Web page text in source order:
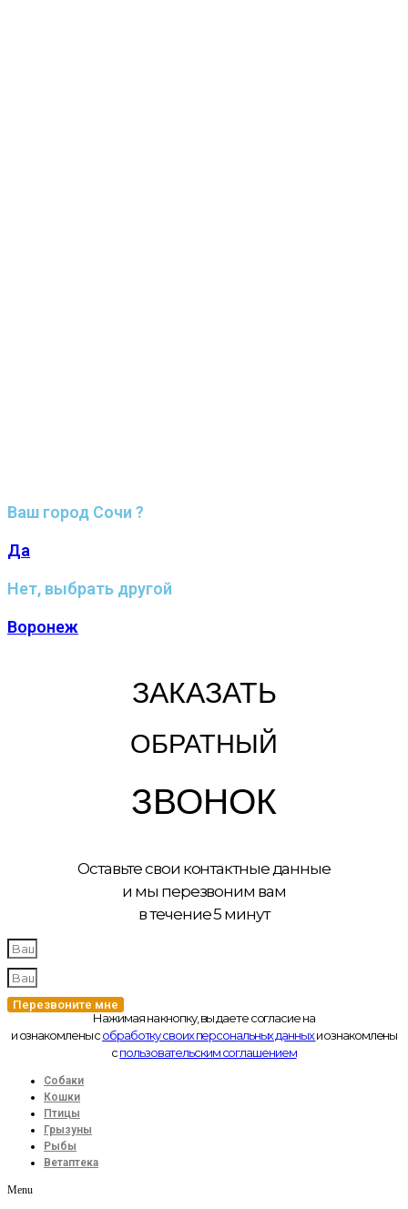
Ваш город Сочи ?
Да
Нет, выбрать другой
Воронеж
ЗАКАЗАТЬ
ОБРАТНЫЙ
ЗВОНОК
Оставьте свои контактные данные
и мы перезвоним вам
в течение 5 минут
Перезвоните мне
Нажимая на кнопку, вы даете согласие на
и ознакомлены собработку своих персональных данныхи ознакомлены
спользовательским соглашением
Собаки
Кошки
Птицы
Грызуны
Рыбы
Ветаптека
Menu